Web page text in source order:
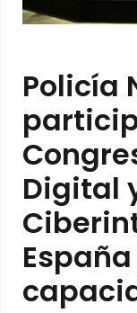
Policía
Digital